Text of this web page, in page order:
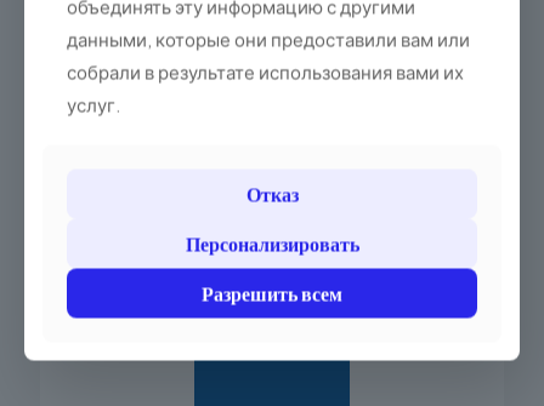
БЛИК
за 0 злотых
объединять эту информацию с другими
данными, которые они предоставили вам или
собрали в результате использования вами их
услуг.
Отказ
Персонализировать
Разрешить всем